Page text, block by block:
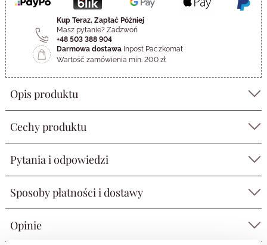
Kup Teraz, Zapłać Później
Masz pytanie? Zadzwoń
+48 503 388 904
Darmowa dostawa Inpost Paczkomat
Wartość zamówienia min. 200 zł
Opis produktu
Cechy produktu
Pytania i odpowiedzi
Sposoby płatności i dostawy
Opinie